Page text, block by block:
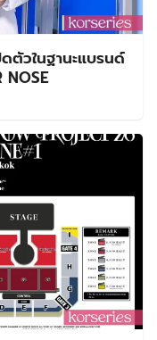
ตัวในฐานะแบรนด์